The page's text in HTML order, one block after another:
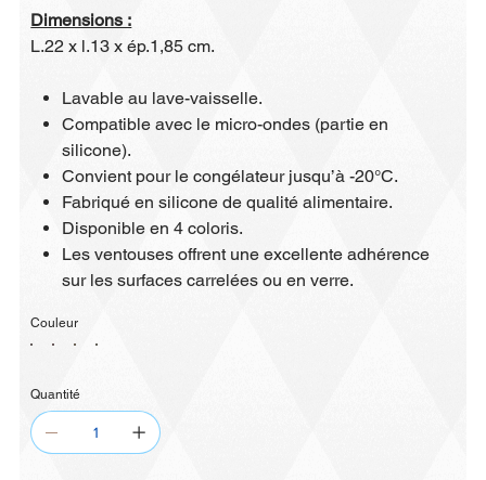
Dimensions :
L.22 x l.13 x ép.1,85 cm.
Lavable au lave-vaisselle.
Compatible avec le micro-ondes (partie en
silicone).
Convient pour le congélateur jusqu’à -20°C.
Fabriqué en silicone de qualité alimentaire.
Disponible en 4 coloris.
Les ventouses offrent une excellente adhérence
sur les surfaces carrelées ou en verre.
Couleur
Quantité